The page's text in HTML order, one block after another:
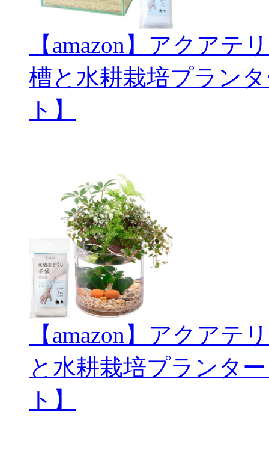
【amazon】アクアテ
槽と水耕栽培プラン
ト】
【amazon】アクアテ
と水耕栽培プランタ
ト】